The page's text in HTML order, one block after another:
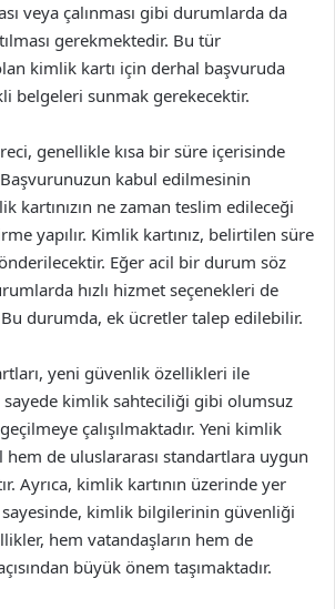
veya çalınması gibi durumlarda da
gerekmektedir. Bu tür
kimlik kartı için derhal başvuruda
belgeleri sunmak gerekecektir.
genellikle kısa bir süre içerisinde
kabul edilmesinin
kartınızın ne zaman teslim edileceği
yapılır. Kimlik kartınız, belirtilen süre
Eğer acil bir durum söz
hızlı hizmet seçenekleri de
durumda, ek ücretler talep edilebilir.
yeni güvenlik özellikleri ile
sayede kimlik sahteciliği gibi olumsuz
çalışılmaktadır. Yeni kimlik
hem de uluslararası standartlara uygun
Ayrıca, kimlik kartının üzerinde yer
kimlik bilgilerinin güvenliği
hem vatandaşların hem de
büyük önem taşımaktadır.